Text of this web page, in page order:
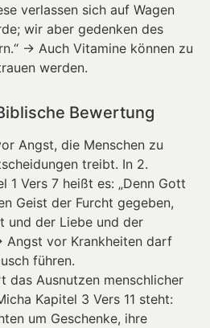
verlassen sich auf Wagen
wir aber gedenken des
→ Auch Vitamine können zu
werden.
Bewertung
Angst, die Menschen zu
treibt. In 2.
1 Vers 7 heißt es: „Denn Gott
Geist der Furcht gegeben,
und der Liebe und der
Angst vor Krankheiten darf
führen.
das Ausnutzen menschlicher
Kapitel 3 Vers 11 steht:
um Geschenke, ihre